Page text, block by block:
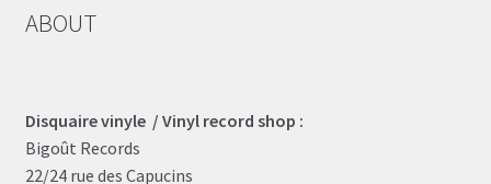
ABOUT
Disquaire vinyle / Vinyl record shop :
Bigoût Records
22/24 rue des Capucins